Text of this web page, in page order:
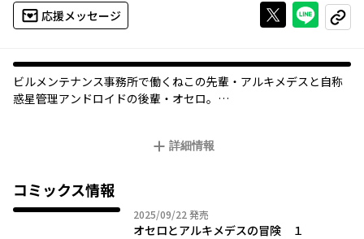
応援メッセージ Xで投稿する
ライン
コピー
ビルメンテナンス事務所で働くねこの先輩・アルキメデスと自称
惑星管理アンドロイドの後輩・オセロ。
詳細情報
コミックス情報
2025/09/22 2025年09月22日
発売
オセロとアルキメデスの冒険 １